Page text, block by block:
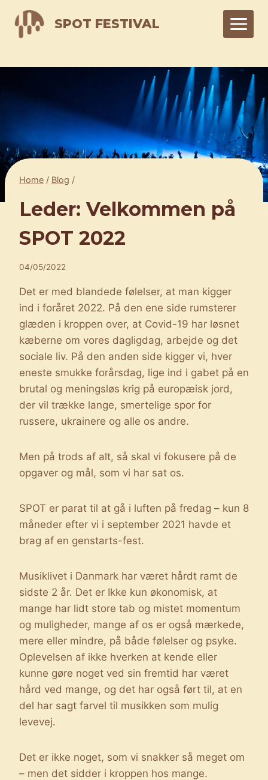
content
SPOT FESTIVAL
Home / Blog /
Leder: Velkommen på
SPOT 2022
04/05/2022
Det er med blandede følelser, at man kigger
ind i foråret 2022. På den ene side rumsterer
glæden i kroppen over, at Covid-19 har løsnet
kæberne om vores dagligdag, arbejde og det
sociale liv. På den anden side kigger vi, hver
eneste smukke forårsdag, lige ind i gabet på en
brutal og meningsløs krig på europæisk jord,
der vil trække lange, smertelige spor for
russere, ukrainere og alle os andre.
Men på trods af alt, så skal vi fokusere på de
opgaver og mål, som vi har sat os.
SPOT er parat til at gå i luften på fredag – kun 8
måneder efter vi i september 2021 havde et
brag af en genstarts-fest.
Musiklivet i Danmark har været hårdt ramt de
sidste 2 år. Det er Ikke kun økonomisk, at
mange har lidt store tab og mistet momentum
og muligheder, mange af os er også mærkede,
mere eller mindre, på både følelser og psyke.
Oplevelsen af ikke hverken at kende eller
kunne gøre noget ved sin fremtid har været
hård ved mange, og det har også ført til, at en
del har sagt farvel til musikken som mulig
levevej.
Det er ikke noget, som vi snakker så meget om
– men det sidder i kroppen hos mange.